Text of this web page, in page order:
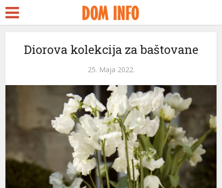
Diorova kolekcija za baštovane
25. Maja 2022.